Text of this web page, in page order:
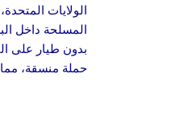
الولايات
المسلحة داخل
بدون طيار على
حملة منسقة، مما